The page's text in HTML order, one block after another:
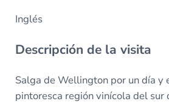
Inglés
Descripción de la visita
Salga de Wellington por un día y
pintoresca región vinícola del sur